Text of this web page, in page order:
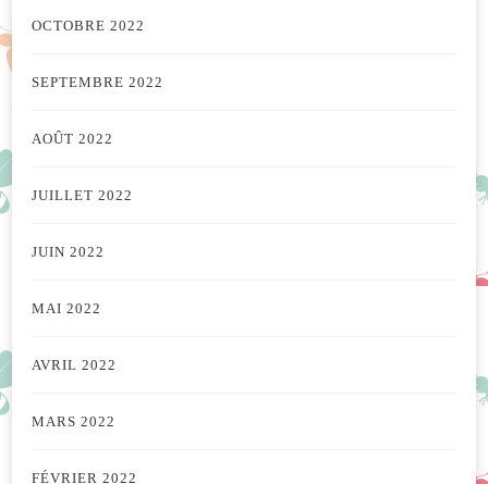
OCTOBRE 2022
SEPTEMBRE 2022
AOÛT 2022
JUILLET 2022
JUIN 2022
MAI 2022
AVRIL 2022
MARS 2022
FÉVRIER 2022